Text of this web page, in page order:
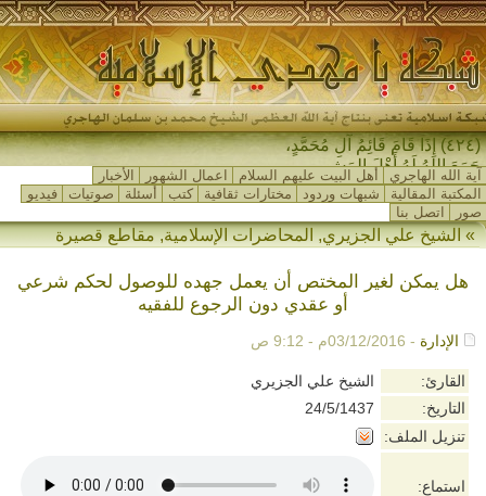
(٤٢٤) إِذَا قَامَ قَائِمُ آلِ مُحَمَّدٍ،
جَمَعَ اللهُ لَهُ أَهْلَ المَشْرِ-
آية الله الهاجري أهل البيت عليهم السلام اعمال الشهور
الأخبار
المكتبة المقالية
شبهات وردود مختارات ثقافية كتب أسئلة صوتيات
فيديو
صور
اتصل بنا
»الشيخ علي الجزيري,المحاضرات الإسلامية,مقاطع قصيرة
هل يمكن لغير المختص أن يعمل جهده للوصول لحكم شرعي
أو عقدي دون الرجوع للفقيه
الإدارة - 03/12/2016م - 9:12 ص
القارئ:
الشيخ علي الجزيري
التاريخ:
24/5/1437
تنزيل الملف:
استماع: